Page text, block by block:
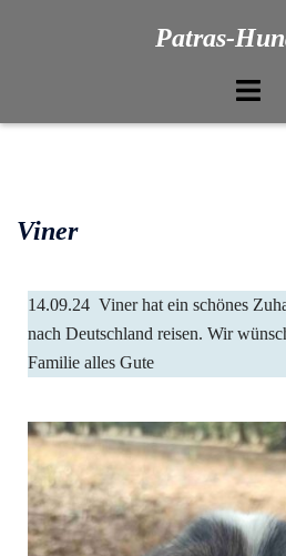
Patras-
Viner
14.09.24 Viner hat ein schönes
nach Deutschland reisen. Wir
Familie alles Gute